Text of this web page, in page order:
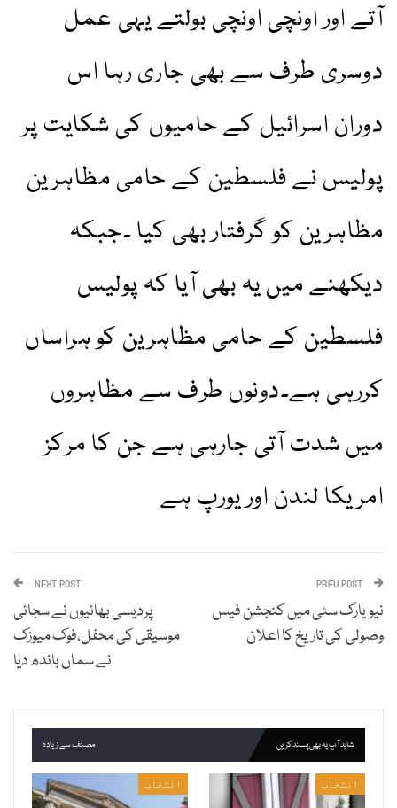
آتے اور اونچی اونچی بولتے یہی عمل
دوسری طرف سے بھی جاری رہا اس
دوران اسرائیل کے حامیوں کی شکایت پر
پولیس نے فلسطین کے حامی مظاہرین
مظاہرین کو گرفتار بھی کیا ۔جبکہ
دیکھنے میں یہ بھی آیا کہ پولیس
فلسطین کے حامی مظاہرین کو ہراساں
کررہی ہے۔دونوں طرف سے مظاہروں
میں شدت آتی جارہی ہے جن کا مرکز
امریکا لندن اور یورپ ہے
نیویارک سٹی میں کنجشن فیس
وصولی کی تاریخ کا اعلان
NEXT POST
پردیسی بھائیوں نے سجائی
موسیقی کی محفل،فوک میوزک
نے سماں باندھ دیا
شاید آپ یہ بھی پسند کریں مصنف سے زیادہ
انتخاب انتخاب